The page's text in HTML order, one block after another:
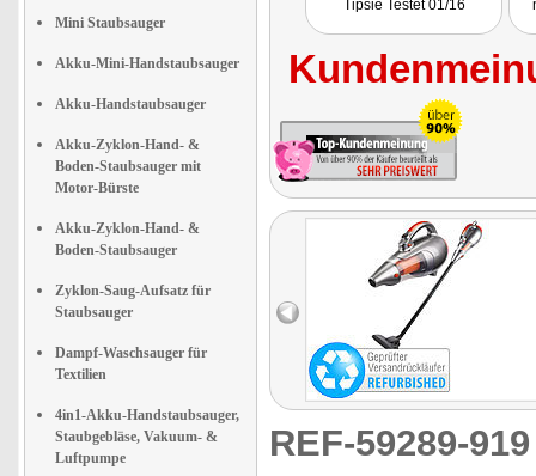
Mini Staubsauger
Akku-Mini-Handstaubsauger
Akku-Handstaubsauger
Akku-Zyklon-Hand- &
Boden-Staubsauger mit
Motor-Bürste
Akku-Zyklon-Hand- &
Boden-Staubsauger
Zyklon-Saug-Aufsatz für
Staubsauger
Dampf-Waschsauger für
Textilien
4in1-Akku-Handstaubsauger,
Staubgebläse, Vakuum- &
Luftpumpe
Tipsie Testet 01/16
REF-59289-